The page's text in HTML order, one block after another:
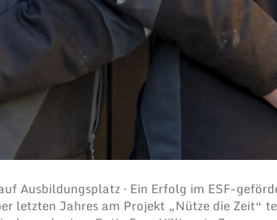
Ausbildungsplatz – Ein Erfolg im ESF-
letzten Jahres am Projekt „Nütze die Zeit“